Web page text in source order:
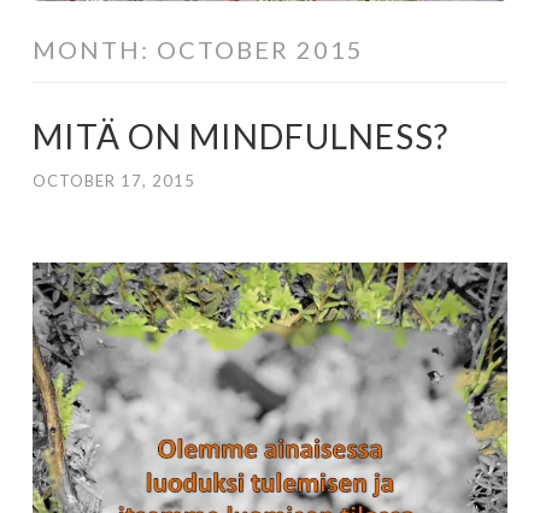
MONTH: OCTOBER 2015
MITÄ ON MINDFULNESS?
OCTOBER 17, 2015